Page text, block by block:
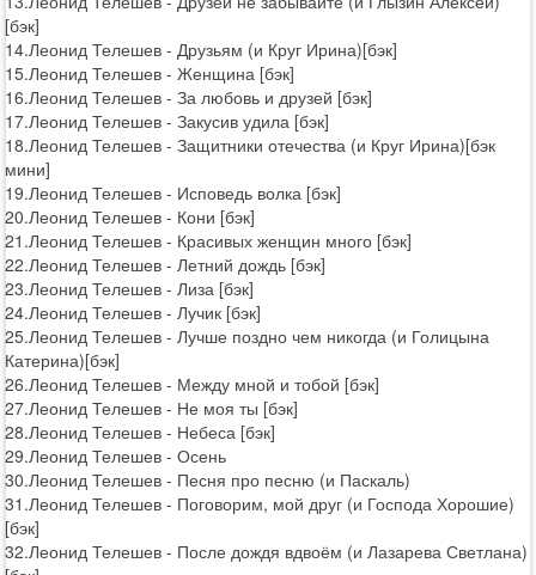
[бэк]
14.Леонид Телешев - Друзьям (и Круг Ирина)[бэк]
15.Леонид Телешев - Женщина [бэк]
16.Леонид Телешев - За любовь и друзей [бэк]
17.Леонид Телешев - Закусив удила [бэк]
18.Леонид Телешев - Защитники отечества (и Круг Ирина)[бэк
мини]
19.Леонид Телешев - Исповедь волка [бэк]
20.Леонид Телешев - Кони [бэк]
21.Леонид Телешев - Красивых женщин много [бэк]
22.Леонид Телешев - Летний дождь [бэк]
23.Леонид Телешев - Лиза [бэк]
24.Леонид Телешев - Лучик [бэк]
25.Леонид Телешев - Лучше поздно чем никогда (и Голицына
Катерина)[бэк]
26.Леонид Телешев - Между мной и тобой [бэк]
27.Леонид Телешев - Не моя ты [бэк]
28.Леонид Телешев - Небеса [бэк]
29.Леонид Телешев - Осень
30.Леонид Телешев - Песня про песню (и Паскаль)
31.Леонид Телешев - Поговорим, мой друг (и Господа Хорошие)
[бэк]
32.Леонид Телешев - После дождя вдвоём (и Лазарева Светлана)